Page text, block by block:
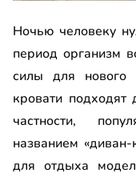
Ночью человеку
период организм
силы для
кровати подходят
частности,
названием
для отдыха